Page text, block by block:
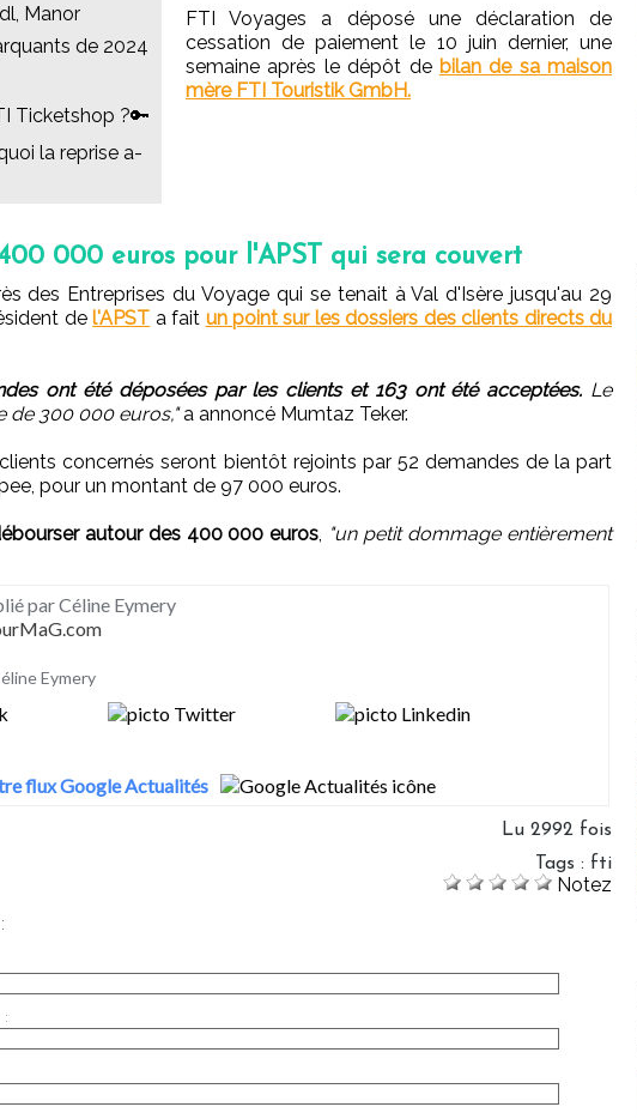
Manor
de 2024
Ticketshop ?🔑
la reprise a-
FTI Voyages a déposé une déclaration de
cessation de paiement le 10 juin dernier, une
semaine après le dépôt de bilan de sa maison
mère FTI Touristik GmbH.
000 euros pour l'APST qui sera couvert
des Entreprises du Voyage qui se tenait à Val d'Isère jusqu'au 29
de l'APST a fait un point sur les dossiers des clients directs du
ont été déposées par les clients et 163 ont été acceptées. Le
de 300 000 euros,"a annoncé Mumtaz Teker.
concernés seront bientôt rejoints par 52 demandes de la part
pour un montant de 97 000 euros.
autour des 400 000 euros "un petit dommage entièrement
par Céline Eymery
Eymery
flux Google Actualités
Lu 2992 fois
Tags : fti
Notez
: